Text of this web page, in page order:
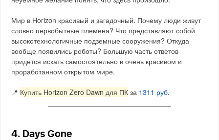
Мир в Horizon красивый и загадочный. Почему люди живут
словно первобытные племена? Что представляют собой
высокотехнологичные подземные сооружения? Откуда
вообще появились роботы? Большую часть ответов
придется искать самостоятельно в очень красивом и
проработанном открытом мире.
📍 Купить Horizon Zero Dawn для ПК за 1311 руб.
4. Days Gone